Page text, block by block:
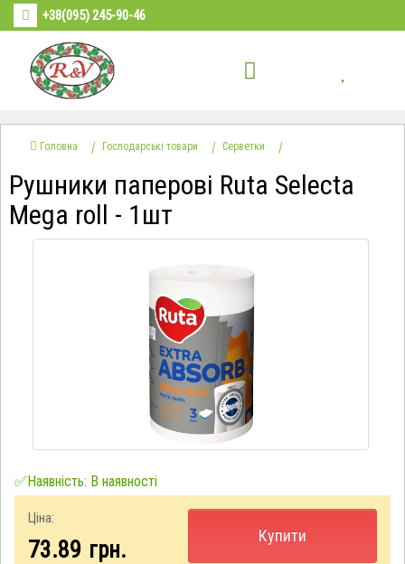
+38(095) 245-90-46
Головна Господарські товари Серветки
Рушники паперові Ruta Selecta
Mega roll - 1шт
✅Наявність: В наявності
Ціна:
73.89 грн.
Купити